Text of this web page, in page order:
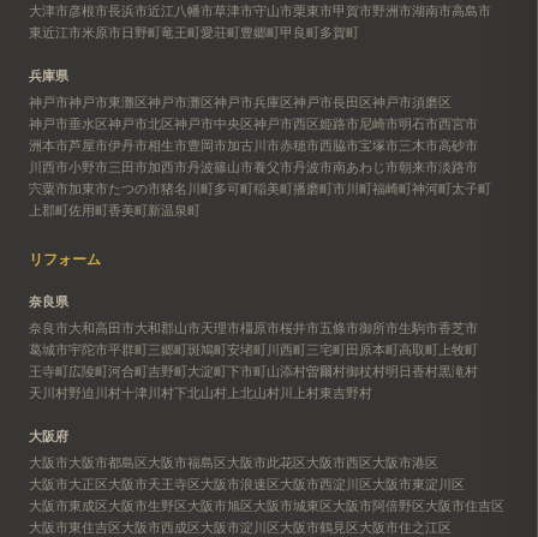
大津市彦根市長浜市近江八幡市草津市守山市栗東市甲賀市野洲市湖南市高島市
東近江市米原市日野町竜王町愛荘町豊郷町甲良町多賀町
兵庫県
神戸市神戸市東灘区神戸市灘区神戸市兵庫区神戸市長田区神戸市須磨区
神戸市垂水区神戸市北区神戸市中央区神戸市西区姫路市尼崎市明石市西宮市
洲本市芦屋市伊丹市相生市豊岡市加古川市赤穂市西脇市宝塚市三木市高砂市
川西市小野市三田市加西市丹波篠山市養父市丹波市南あわじ市朝来市淡路市
宍粟市加東市たつの市猪名川町多可町稲美町播磨町市川町福崎町神河町太子町
上郡町佐用町香美町新温泉町
リフォーム
奈良県
奈良市大和高田市大和郡山市天理市橿原市桜井市五條市御所市生駒市香芝市
葛城市宇陀市平群町三郷町斑鳩町安堵町川西町三宅町田原本町高取町 上牧町
王寺町広陵町河合町吉野町大淀町下市町山添村曽爾村御杖村明日香村黒滝村
天川村野迫川村十津川村下北山村 上北山村川上村東吉野村
大阪府
大阪市大阪市都島区大阪市福島区大阪市此花区大阪市西区大阪市港区
大阪市大正区大阪市天王寺区大阪市浪速区大阪市西淀川区大阪市東淀川区
大阪市東成区大阪市生野区大阪市旭区大阪市城東区大阪市阿倍野区大阪市住吉区
大阪市東住吉区大阪市西成区大阪市淀川区大阪市鶴見区大阪市住之江区